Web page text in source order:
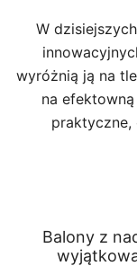
W
wyróżnią ją na
na
Balony z